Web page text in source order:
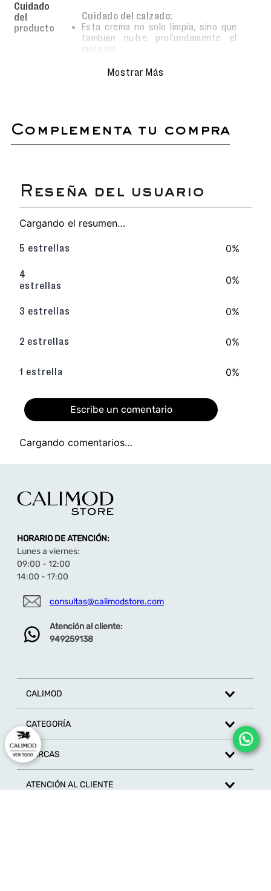
Cuidado
del
producto
Cuidado del calzado:
Esta crema no solo limpia, sino que
también nutre profundamente el
material.
mantendrás tus zapatos suaves,
calzado favorito.
Mostrar Más
complementa tu compra
Cargando el resumen…
5 estrellas 0%
4
estrellas
0%
3 estrellas 0%
2 estrellas 0%
1 estrella 0%
Escribe un comentario
Título
Califica el producto de 1 a 5 estrellas
★★
Tu nombre
Dirección de email
Escribe un comentario
ENVIAR COMENTARIO
Cargando comentarios…
HORARIO DE ATENCIÓN:
Lunes a viernes:
09:00 - 12:00
14:00 - 17:00
consultas@calimodstore.com
Atención al cliente:
949259138
CALIMOD
CATEGORÍA
MARCAS
ATENCIÓN AL CLIENTE